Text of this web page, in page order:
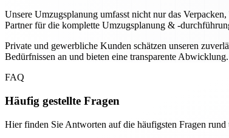
Unsere Umzugsplanung umfasst nicht nur das
Partner für die komplette Umzugsplanung & -
Private und gewerbliche Kunden schätzen unseren
Bedürfnissen an und bieten eine transparente
FAQ
Häufig gestellte Fragen
Hier finden Sie Antworten auf die häufigsten Fragen